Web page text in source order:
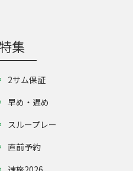
特集
2サム保証
早め・遅め
スループレー
直前予約